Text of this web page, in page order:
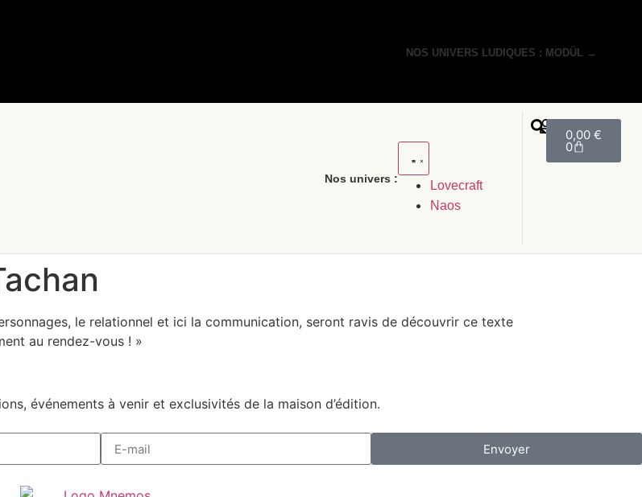
NOS UNIVERS LUDIQUES : MODÜL →
Nos univers :
Lovecraft
Naos
0,00€
0
le relationnel et ici la communication, seront ravis de découvrir ce texte
au rendez-vous ! »
événements à venir et exclusivités de la maison d’édition.
Envoyer